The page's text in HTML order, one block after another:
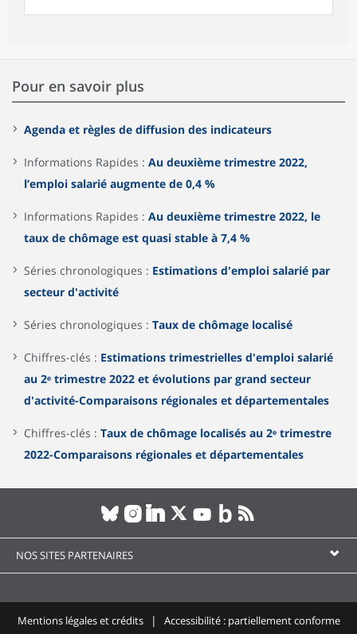
Pour en savoir plus
Agenda et règles de diffusion des indicateurs
Informations Rapides : Au deuxième trimestre 2022,
l’emploi salarié augmente de 0,4 %
Informations Rapides : Au deuxième trimestre 2022, le
taux de chômage est quasi stable à 7,4 %
Séries chronologiques : Estimations d'emploi salarié par
secteur d'activité
Séries chronologiques : Taux de chômage localisé
Chiffres-clés : Estimations trimestrielles d'emploi salarié
au 2ᵉ trimestre 2022 et évolutions par grand secteur
d'activité-Comparaisons régionales et départementales
Chiffres-clés : Taux de chômage localisés au 2ᵉ trimestre
2022-Comparaisons régionales et départementales
NOS SITES PARTENAIRES
Mentions légales et crédits
Accessibilité : partiellement conforme